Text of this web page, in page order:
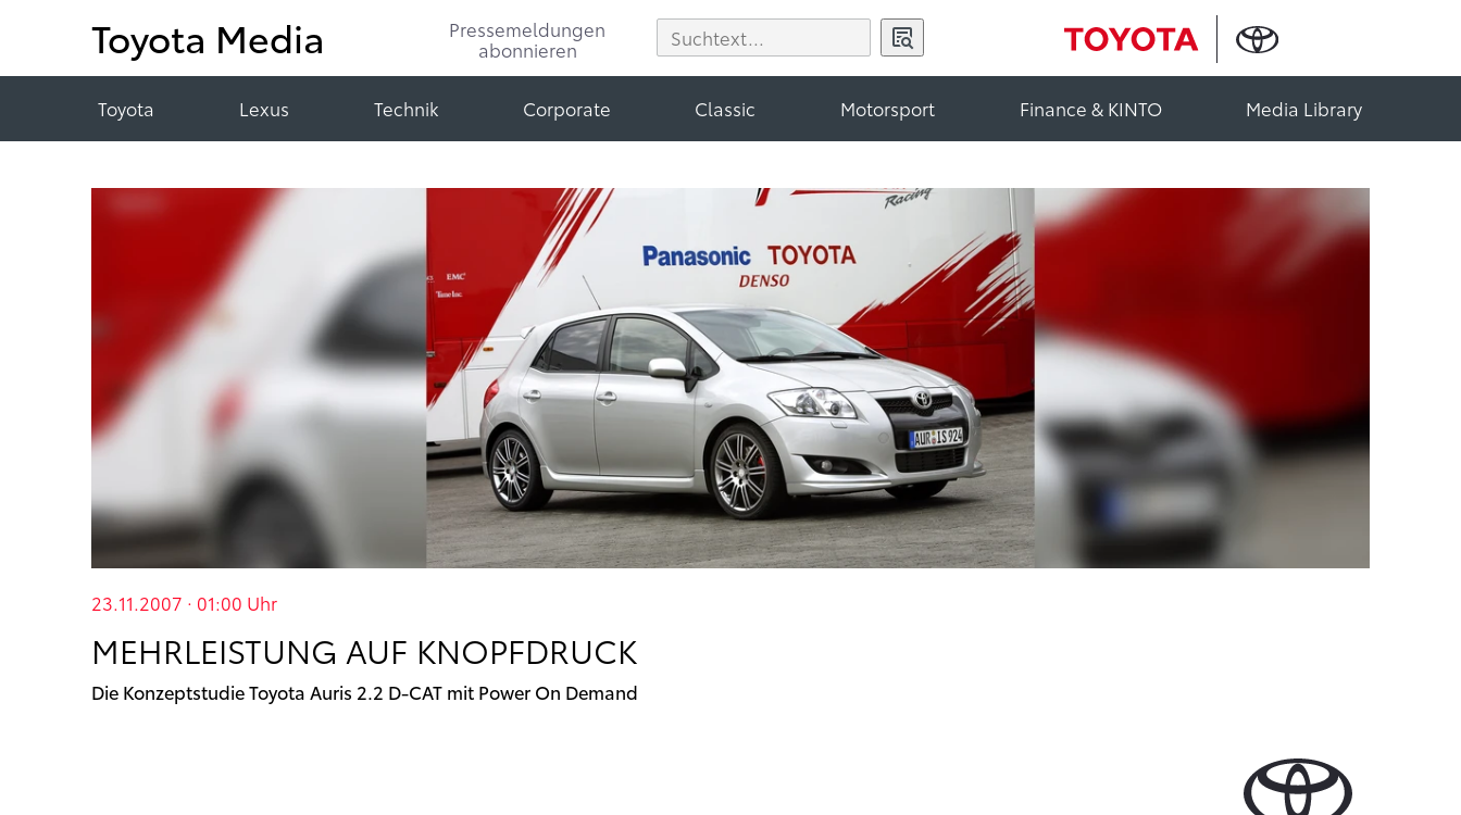
Toyota Media
Pressemeldungen
abonnieren
Toyota Lexus Technik Corporate Classic Motorsport Finance & KINTO Media Library
23.11.2007 · 01:00 Uhr
MEHRLEISTUNG AUF KNOPFDRUCK
Die Konzeptstudie Toyota Auris 2.2 D-CAT mit Power On Demand